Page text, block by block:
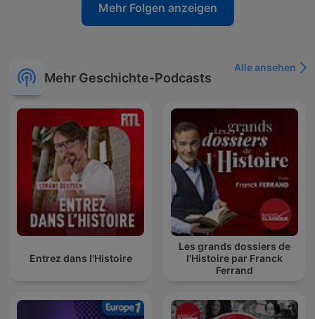
Mehr Folgen anzeigen
Mehr Geschichte-Podcasts
Alle ansehen
Entrez dans l'Histoire
Les grands dossiers de
l'Histoire par Franck
Ferrand